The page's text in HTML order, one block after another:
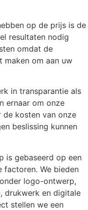
op de prijs is de
resultaten nodig
omdat de
maken om aan uw
in transparantie als
ernaar om onze
kosten van onze
beslissing kunnen
is gebaseerd op een
factoren. We bieden
logo-ontwerp,
drukwerk en digitale
stellen we een